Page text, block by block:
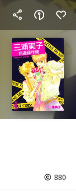
880